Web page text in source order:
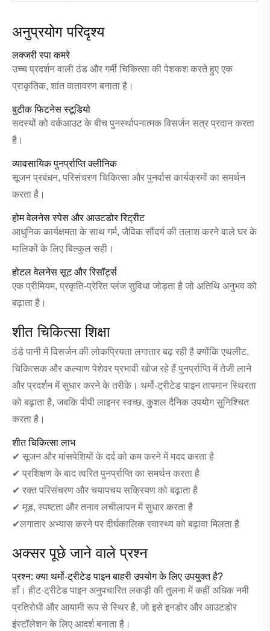
अनुप्रयोग परिदृश्य
लक्जरी स्पा कमरे
उच्च प्रदर्शन वाली ठंड और गर्मी चिकित्सा की पेशकश करते हुए एक
प्राकृतिक, शांत वातावरण बनाता है।
बुटीक फिटनेस स्टूडियो
सदस्यों को वर्कआउट के बीच पुनर्स्थापनात्मक विसर्जन सत्र प्रदान करता
है।
व्यावसायिक पुनर्प्राप्ति क्लीनिक
सूजन प्रबंधन, परिसंचरण चिकित्सा और पुनर्वास कार्यक्रमों का समर्थन
करता है।
होम वेलनेस स्पेस और आउटडोर रिट्रीट
आधुनिक कार्यक्षमता के साथ गर्म, जैविक सौंदर्य की तलाश करने वाले घर के
मालिकों के लिए बिल्कुल सही।
होटल वेलनेस सूट और रिसॉर्ट्स
एक प्रीमियम, प्रकृति-प्रेरित प्लंज सुविधा जोड़ता है जो अतिथि अनुभव को
बढ़ाता है।
शीत चिकित्सा शिक्षा
ठंडे पानी में विसर्जन की लोकप्रियता लगातार बढ़ रही है क्योंकि एथलीट,
चिकित्सक और कल्याण पेशेवर प्रभावी खोज रहे हैं पुनर्प्राप्ति में तेजी लाने
और प्रदर्शन में सुधार करने के तरीके। थर्मो-ट्रीटेड पाइन तापमान स्थिरता
को बढ़ाता है, जबकि पीपी लाइनर स्वच्छ, कुशल दैनिक उपयोग सुनिश्चित
करता है।
शीत चिकित्सा लाभ
✔ सूजन और मांसपेशियों के दर्द को कम करने में मदद करता है
✔ प्रशिक्षण के बाद त्वरित पुनर्प्राप्ति का समर्थन करता है
✔ रक्त परिसंचरण और चयापचय सक्रियण को बढ़ाता है
✔ मूड, स्पष्टता और तनाव लचीलापन में सुधार करता है
✔लगातार अभ्यास करने पर दीर्घकालिक स्वास्थ्य को बढ़ावा मिलता है
अक्सर पूछे जाने वाले प्रश्न
प्रश्न: क्या थर्मो-ट्रीटेड पाइन बाहरी उपयोग के लिए उपयुक्त है?
हाँ। हीट-ट्रीटेड पाइन अनुपचारित लकड़ी की तुलना में कहीं अधिक नमी
प्रतिरोधी और आयामी रूप से स्थिर है, जो इसे इनडोर और आउटडोर
इंस्टॉलेशन के लिए आदर्श बनाता है।